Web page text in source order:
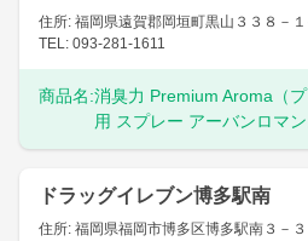
住所: 福岡県遠賀郡岡垣町黒山３３８－
TEL: 093-281-1611
商品名:消臭力 Premium Aroma（
用 スプレー アーバンロマン
ドラッグイレブン博多駅南
住所: 福岡県福岡市博多区博多駅南３－３